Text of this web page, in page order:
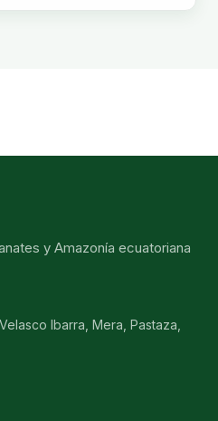
y Amazonía ecuatoriana
Ibarra, Mera, Pastaza,